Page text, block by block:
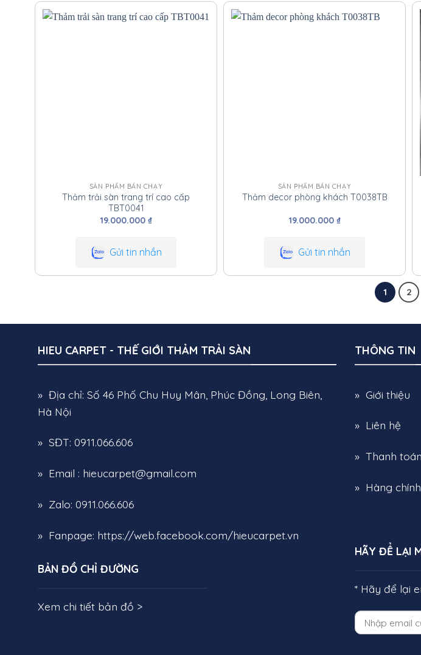
SẢN PHẨM BÁN CHẠY
Thảm trải sàn trang trí cao cấp
TBT0041
19.000.000 ₫
Gửi tin nhắn
SẢN PHẨM BÁN CHẠY
Thảm decor phòng khách T0038TB
19.000.000 ₫
Gửi tin nhắn
1 2
HIEU CARPET - THẾ GIỚI THẢM TRẢI SÀN
» Địa chỉ: Số 46 Phố Chu Huy Mân, Phúc Đồng, Long Biên,
Hà Nội
» SĐT: 0911.066.606
» Email : hieucarpet@gmail.com
» Zalo: 0911.066.606
» Fanpage: https://web.facebook.com/hieucarpet.vn
BẢN ĐỒ CHỈ ĐƯỜNG
Xem chi tiết bản đồ >
THÔNG TIN
» Giới thiệu
» Liên hệ
» Thanh toán
» Hàng
HÃY ĐỂ LẠI
* Hãy để lại